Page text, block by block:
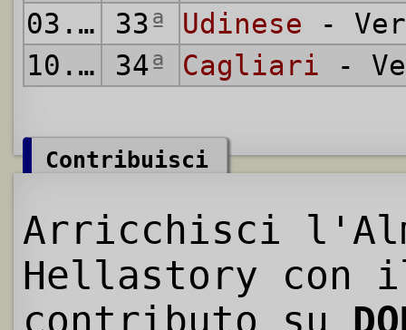
03.06.1956
33ª Udinese -
10.06.1956
34ª Cagliari -
Contribuisci
Arricchisci
Hellastory con